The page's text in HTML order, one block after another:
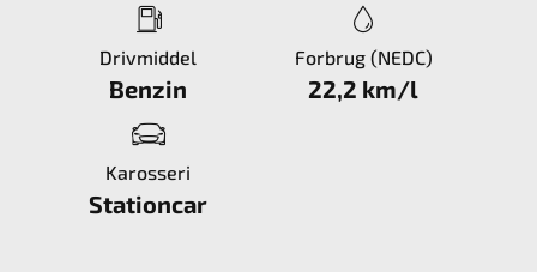
Drivmiddel
Benzin
Forbrug (NEDC)
22,2 km/l
Karosseri
Stationcar